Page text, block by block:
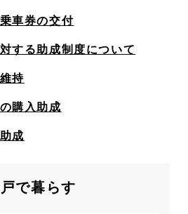
車券の交付
する助成制度について
持
購入助成
成
で暮らす